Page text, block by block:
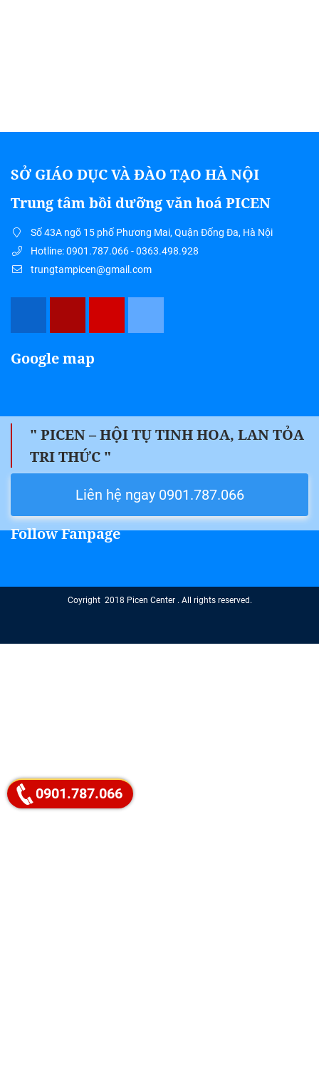
" PICEN – HỘI TỤ TINH HOA, LAN TỎA
TRI THỨC "
Liên hệ ngay 0901.787.066
SỞ GIÁO DỤC VÀ ĐÀO TẠO HÀ NỘI
Trung tâm bồi dưỡng văn hoá PICEN
Số 43A ngõ 15 phố Phương Mai, Quận Đống Đa, Hà Nội
Hotline: 0901.787.066 - 0363.498.928
trungtampicen@gmail.com
Google map
Follow Fanpage
Coyright 2018 Picen Center . All rights reserved.
0901.787.066